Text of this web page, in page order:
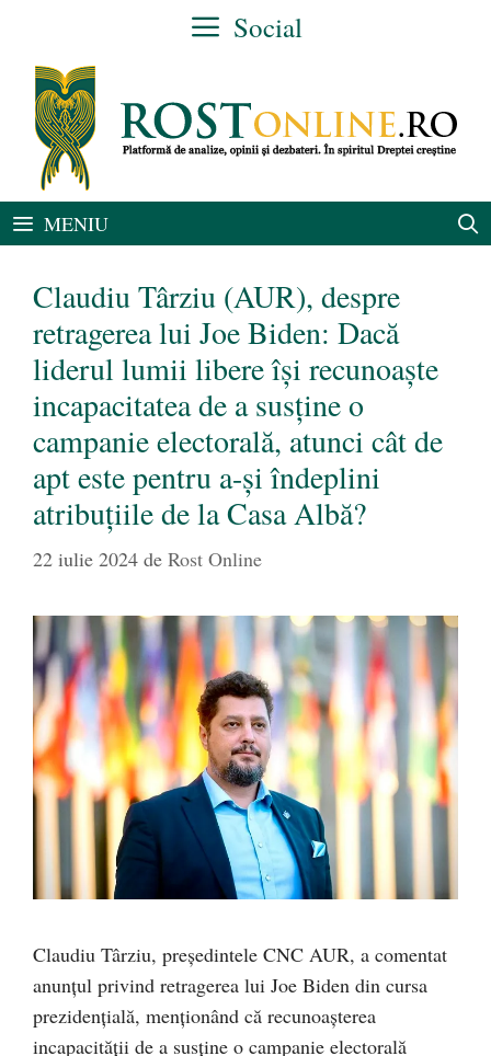
conținut
Social
MENIU
Claudiu Târziu (AUR), despre
retragerea lui Joe Biden: Dacă
liderul lumii libere își recunoaște
incapacitatea de a susține o
campanie electorală, atunci cât de
apt este pentru a-și îndeplini
atribuțiile de la Casa Albă?
22 iulie 2024 de Rost Online
Claudiu Târziu, președintele CNC AUR, a comentat
anunțul privind retragerea lui Joe Biden din cursa
prezidențială, menționând că recunoașterea
incapacității de a susține o campanie electorală